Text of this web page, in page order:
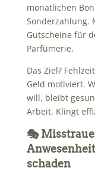
monatlichen
Sonderzahlung.
Gutscheine für
Parfümerie.
Das Ziel?
Geld motiviert.
will, bleibt
Arbeit. Klingt
🎭
schaden